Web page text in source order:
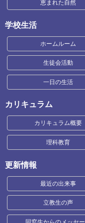
恵まれた自然
学校生活
ホームルーム
生徒会活動
一日の生活
カリキュラム
カリキュラム概要
理科教育
更新情報
最近の出来事
立教生の声